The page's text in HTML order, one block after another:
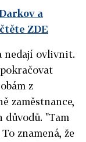
a
ZDE
nedají ovlivnit.
z
zaměstnance,
"Tam
znamená, že